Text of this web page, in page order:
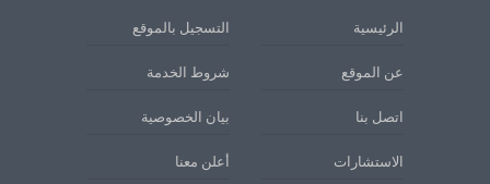
الرئيسية التسجيل بالموقع
عن الموقع شروط الخدمة
اتصل بنا بيان الخصوصية
الاستشارات أعلن معنا